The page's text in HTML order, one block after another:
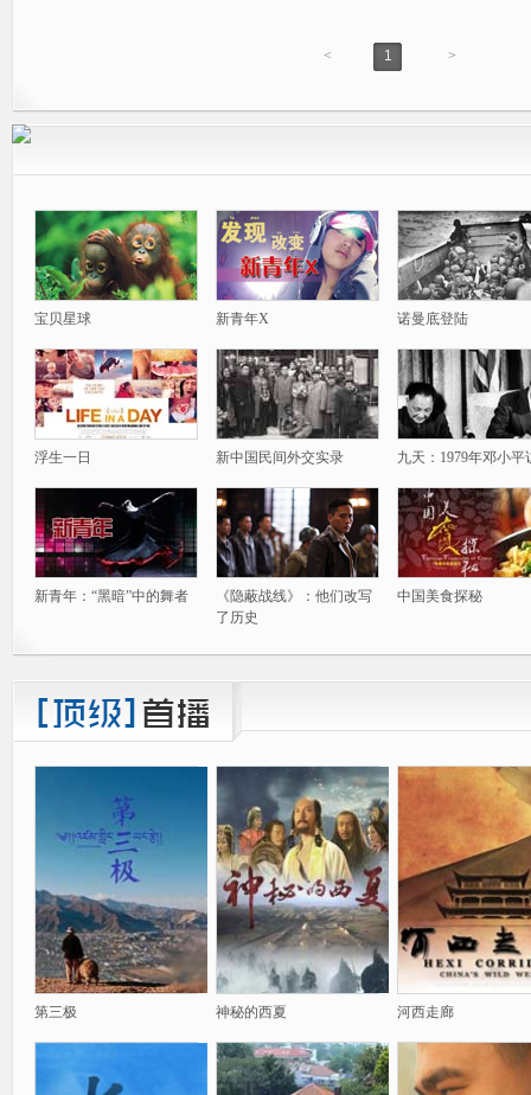
< 1 >
宝贝星球 新青年X 诺曼底登陆
浮生一日 新中国民间外交实录 九天：1979年邓小平
新青年：“黑暗”中的舞者
《隐蔽战线》：他们改写
了历史
中国美食探秘
第三极 神秘的西夏 河西走廊